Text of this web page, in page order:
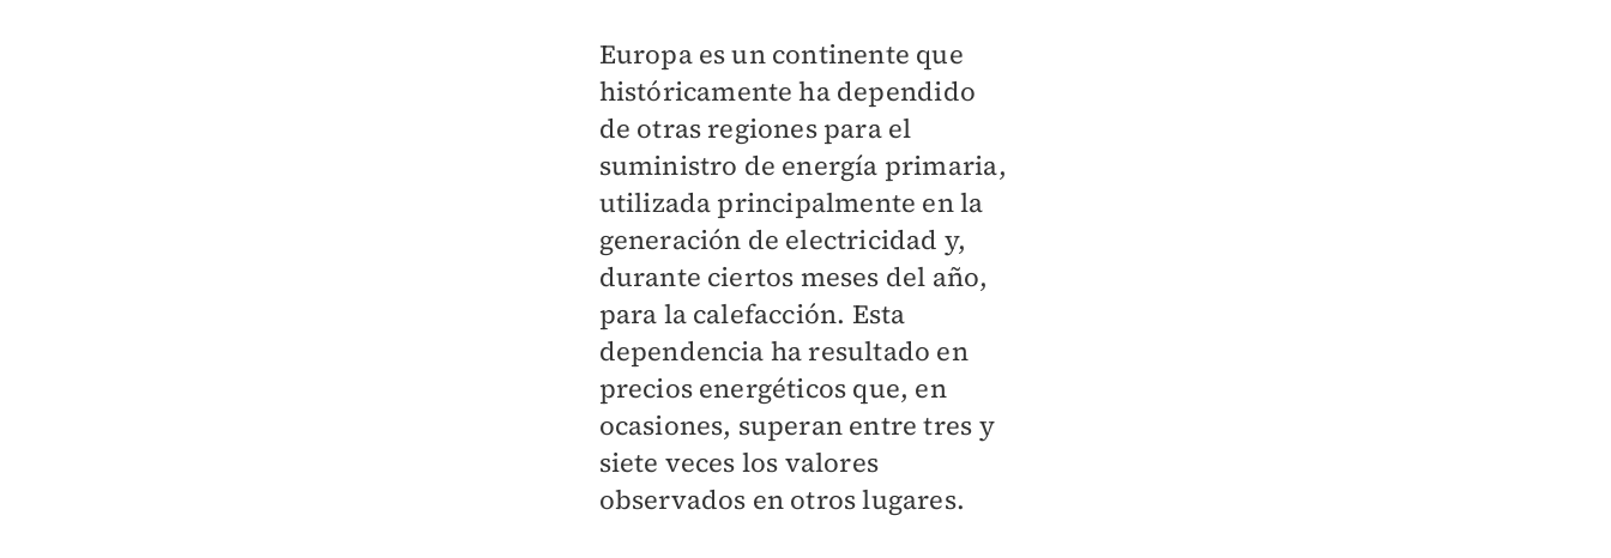
Europa es un continente que
históricamente ha dependido
de otras regiones para el
suministro de energía primaria,
utilizada principalmente en la
generación de electricidad y,
durante ciertos meses del año,
para la calefacción. Esta
dependencia ha resultado en
precios energéticos que, en
ocasiones, superan entre tres y
siete veces los valores
observados en otros lugares.